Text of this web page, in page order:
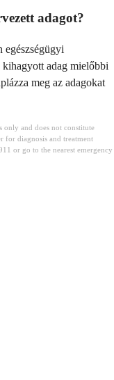
adagot?
kihagyott adag mielőbbi
meg az adagokat
and does not constitute
for diagnosis and treatment
or go to the nearest emergency